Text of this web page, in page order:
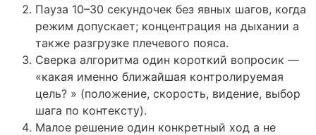
Пауза 10–30 секундочек без явных шагов, когда
режим допускает; концентрация на дыхании а
также разгрузке плечевого пояса.
Сверка алгоритма один короткий вопросик —
«какая именно ближайшая контролируемая
цель? » (положение, скорость, видение, выбор
шага по контексту).
Малое решение один конкретный ход а не